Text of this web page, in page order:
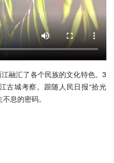
融汇了各个民族的文化特色。3
古城考察。跟随人民日报“拾光
息的密码。